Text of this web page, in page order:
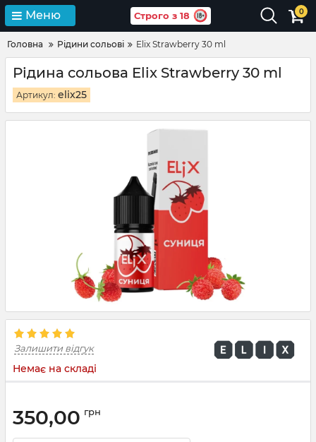
Меню Строго з 18 0
Головна Рідини сольові Elix Strawberry 30 ml
Рідина сольова Elix Strawberry 30 ml
Артикул: elix25
Залишити відгук
Немає на складі
350,00 грн